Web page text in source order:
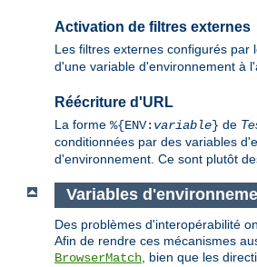
Activation de filtres externes
Les filtres externes configurés par
d'une variable d'environnement à
Réécriture d'URL
La forme %{ENV: variable} de
conditionnées par des variables
d'environnement. Ce sont plutôt
Variables
Des problèmes d'interopérabilité
Afin de rendre ces mécanismes
BrowserMatch , bien que les